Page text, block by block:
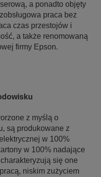
a ponadto objęty
praca bez
czas przestojów i
a także renomowaną
firmy Epson.
z myślą o
są produkowane z
w 100%
w 100% nadające
się one
niskim zużyciem